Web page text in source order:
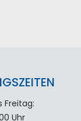
Freitag:
Uhr